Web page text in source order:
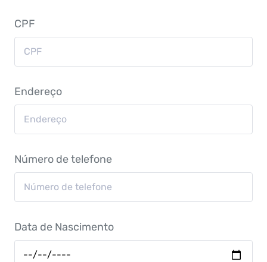
CPF
Endereço
Número de telefone
Data de Nascimento